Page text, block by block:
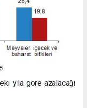
yıla göre azalacağı